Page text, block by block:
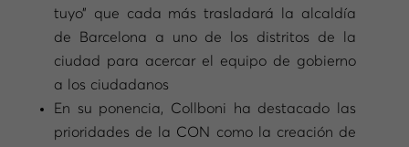
tuyo” que cada más trasladará la alcaldía
de Barcelona a uno de los distritos de la
ciudad para acercar el equipo de gobierno
a los ciudadanos
En su ponencia, Collboni ha destacado las
prioridades de la CON como la creación de